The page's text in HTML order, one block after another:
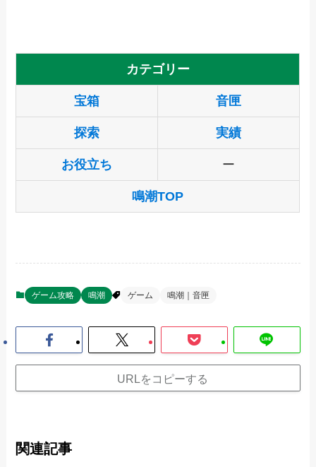
カテゴリー
宝箱 音匣
探索 実績
お役立ち ー
鳴潮TOP
ゲーム攻略 鳴潮 ゲーム 鳴潮｜音匣
URLをコピーする
関連記事